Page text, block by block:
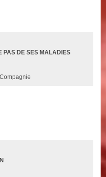
PAS DE SES MALADIES